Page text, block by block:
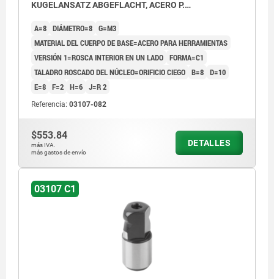
KUGELANSATZ ABGEFLACHT, ACERO P.
A=8 DIÁMETRO=8 G=M3
MATERIAL DEL CUERPO DE BASE=ACERO PARA HERRAMIENTAS
VERSIÓN 1=ROSCA INTERIOR EN UN LADO FORMA=C1
TALADRO ROSCADO DEL NÚCLEO=ORIFICIO CIEGO B=8 D=10
E=8 F=2 H=6 J=R 2
Referencia: 03107-082
$553.84
más IVA.
más gastos de envío
DETALLES
03107 C1